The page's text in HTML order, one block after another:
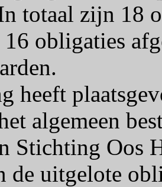
totaal zijn 18
16 obligaties
heeft
algemeen
Stichting Oos
de uitgelote